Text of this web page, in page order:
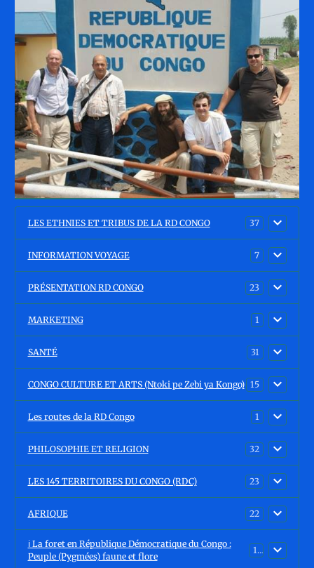
LES ETHNIES ET TRIBUS DE LA RD CONGO 37
INFORMATION VOYAGE 7
PRÉSENTATION RD CONGO 23
MARKETING 1
SANTÉ 31
CONGO CULTURE ET ARTS (Ntoki pe Zebi ya Kongo) 15
Les routes de la RD Congo 1
PHILOSOPHIE ET RELIGION 32
LES 145 TERRITOIRES DU CONGO (RDC) 23
AFRIQUE 22
ℹ️ La foret en République Démocratique du Congo :
Peuple (Pygmées) faune et flore
15